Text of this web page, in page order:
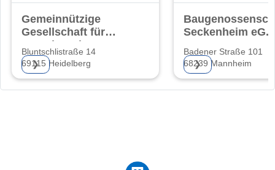
Gemeinnützige
Gesellschaft für
Grund- und
Bluntschlistraße 14
69115 Heidelberg
❯
Seckenheim eG.
Badener Straße 101
68239 Mannheim
❯